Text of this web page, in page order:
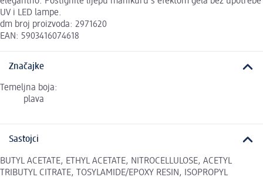
UV i LED lampe.
dm broj proizvoda: 2971620
EAN: 5903416074618
Značajke
Temeljna boja:
plava
Sastojci
BUTYL ACETATE, ETHYL ACETATE, NITROCELLULOSE, ACETYL
TRIBUTYL CITRATE, TOSYLAMIDE/EPOXY RESIN, ISOPROPYL